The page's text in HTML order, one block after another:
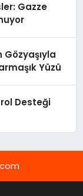
Gazze
Yüzü
Desteği